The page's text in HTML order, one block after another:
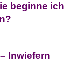
beginne ich
Inwiefern